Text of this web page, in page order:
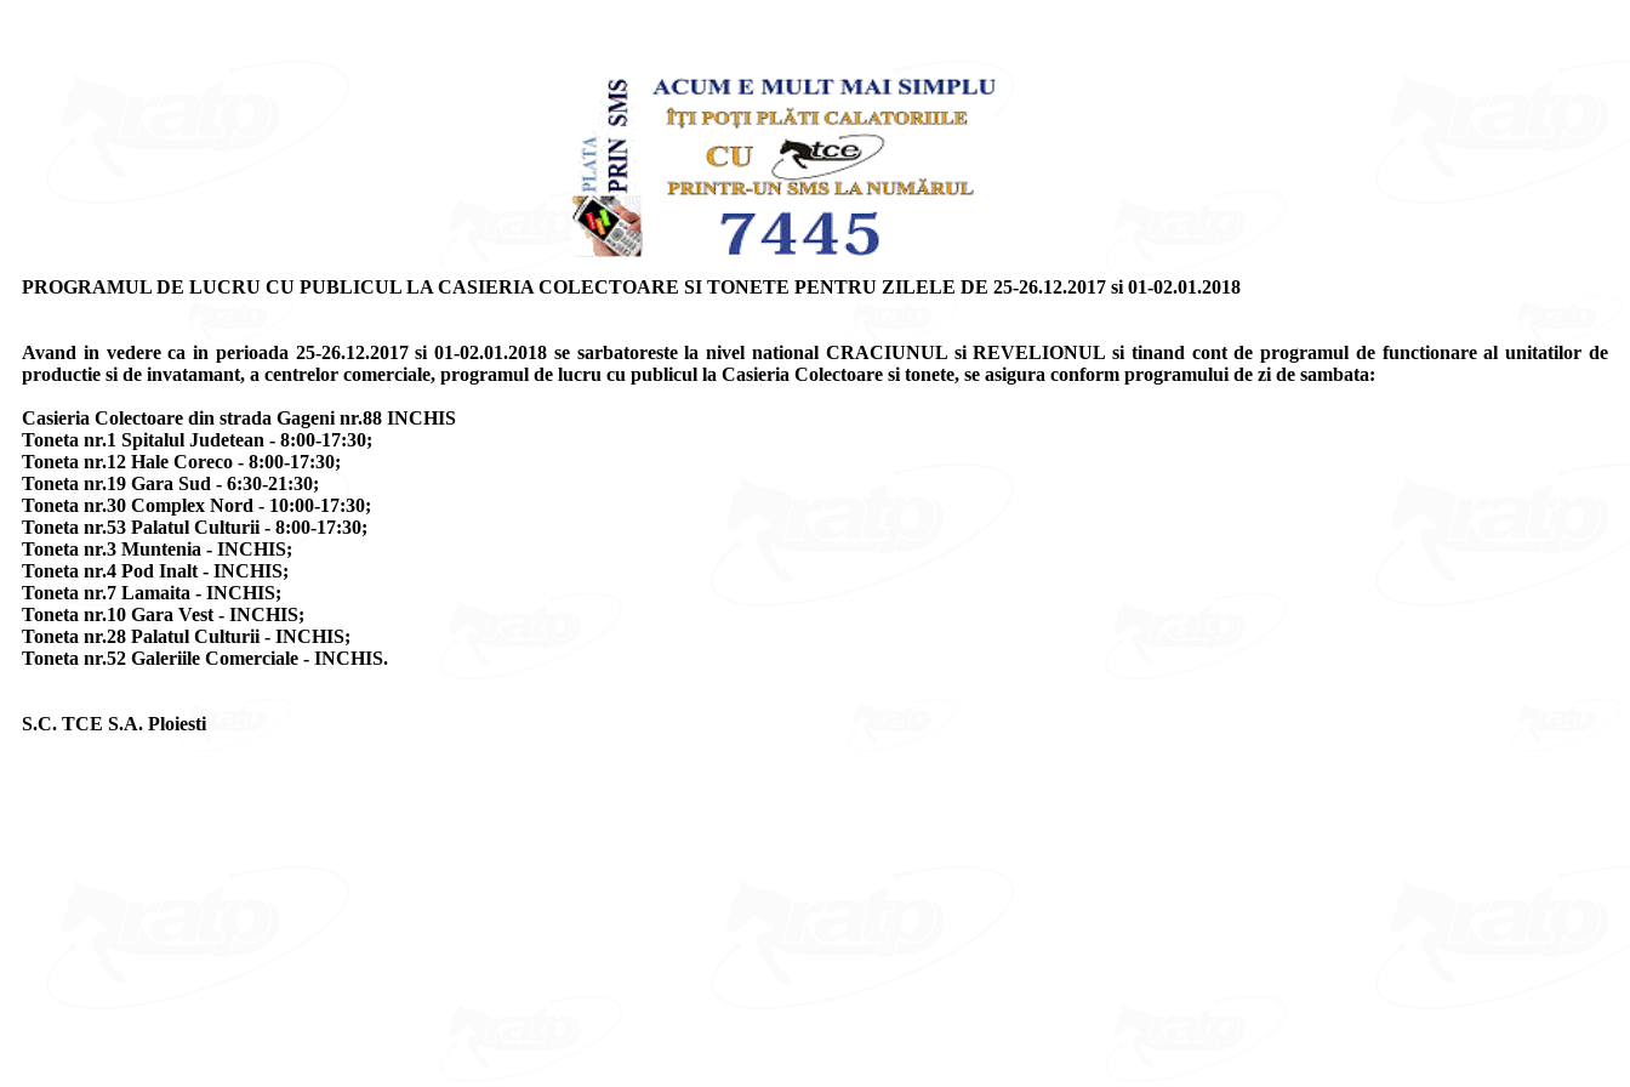
PROGRAMUL DE LUCRU CU PUBLICUL LA CASIERIA COLECTOARE SI TONETE PENTRU ZILELE DE 25-26.12.2017 si 01-02.01.2018
Avand in vedere ca in perioada 25-26.12.2017 si 01-02.01.2018 se sarbatoreste la nivel national CRACIUNUL si REVELIONUL si tinand cont de programul de functionare al unitatilor de
productie si de invatamant, a centrelor comerciale, programul de lucru cu publicul la Casieria Colectoare si tonete, se asigura conform programului de zi de sambata:
Casieria Colectoare din strada Gageni nr.88 INCHIS
Toneta nr.1 Spitalul Judetean - 8:00-17:30;
Toneta nr.12 Hale Coreco - 8:00-17:30;
Toneta nr.19 Gara Sud - 6:30-21:30;
Toneta nr.30 Complex Nord - 10:00-17:30;
Toneta nr.53 Palatul Culturii - 8:00-17:30;
Toneta nr.3 Muntenia - INCHIS;
Toneta nr.4 Pod Inalt - INCHIS;
Toneta nr.7 Lamaita - INCHIS;
Toneta nr.10 Gara Vest - INCHIS;
Toneta nr.28 Palatul Culturii - INCHIS;
Toneta nr.52 Galeriile Comerciale - INCHIS.
S.C. TCE S.A. Ploiesti